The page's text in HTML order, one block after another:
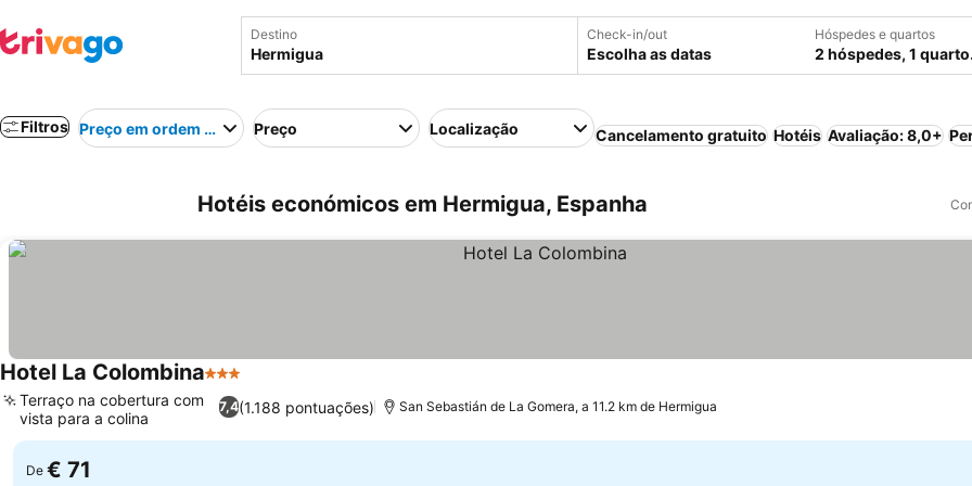
Destino Check-in/out
Escolha as datas
Hóspedes e quartos
2 hóspedes, 1 quarto.
Filtros Preço em ordem crescentePreço Localização Cancelamento gratuito Hotéis Avaliação: 8,0+
Hotéis económicos em Hermigua, Espanha
Hotel La Colombina3 Estrelas
7,4(1.188 pontuações)
Terraço na cobertura com
vista para a colina
San Sebastián de La Gomera, a 11.2 km de Hermigua
De € 71